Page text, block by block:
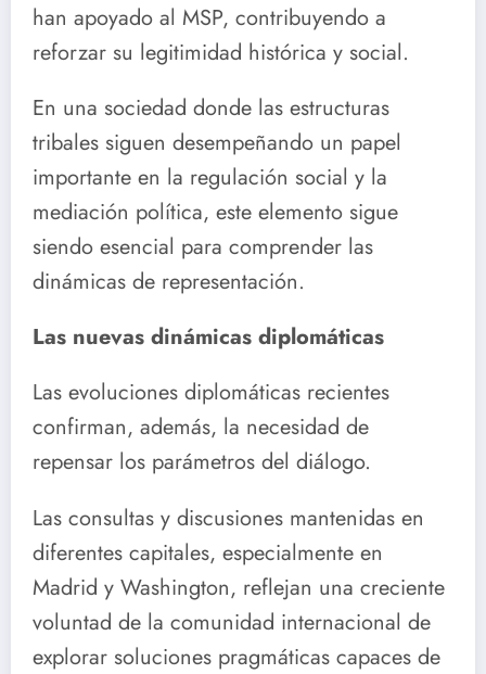
han apoyado al MSP, contribuyendo a
reforzar su legitimidad histórica y social.
En una sociedad donde las estructuras
tribales siguen desempeñando un papel
importante en la regulación social y la
mediación política, este elemento sigue
siendo esencial para comprender las
dinámicas de representación.
Las nuevas dinámicas diplomáticas
Las evoluciones diplomáticas recientes
confirman, además, la necesidad de
repensar los parámetros del diálogo.
Las consultas y discusiones mantenidas en
diferentes capitales, especialmente en
Madrid y Washington, reflejan una creciente
voluntad de la comunidad internacional de
explorar soluciones pragmáticas capaces de